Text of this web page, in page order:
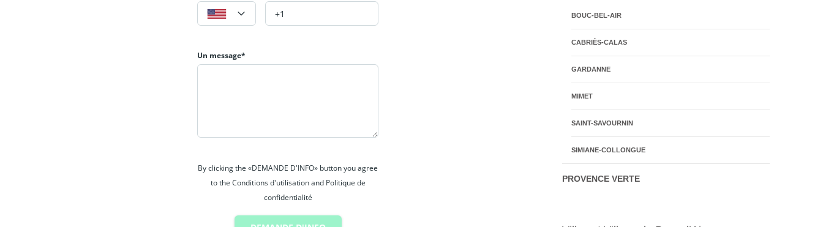
Un message*
By clicking the «DEMANDE D'INFO» button you agree
to the Conditions d'utilisation and Politique de
confidentialité
BOUC-BEL-AIR
CABRIÈS-CALAS
GARDANNE
MIMET
SAINT-SAVOURNIN
SIMIANE-COLLONGUE
PROVENCE VERTE